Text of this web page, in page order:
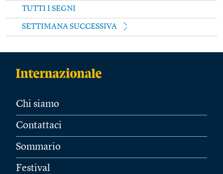
TUTTI I SEGNI
SETTIMANA SUCCESSIVA
Chi siamo
Contattaci
Sommario
Festival